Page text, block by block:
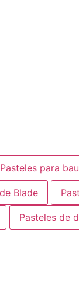
Pasteles para
Blade
Pasteles de